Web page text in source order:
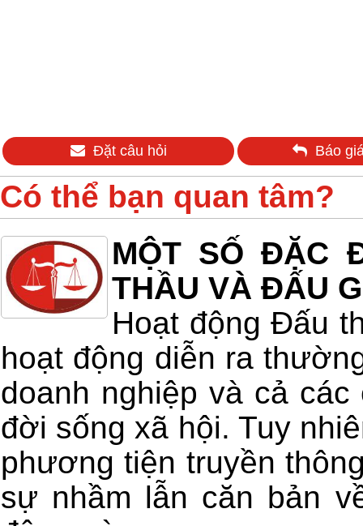
Đặt câu hỏi Báo
Có thể bạn quan tâm?
MỘT SỐ ĐẶC
THẦU VÀ ĐẤU
Hoạt động Đấu
hoạt động diễn ra
doanh nghiệp và cả
đời sống xã hội. Tuy
phương tiện truyền
sự nhầm lẫn căn bản